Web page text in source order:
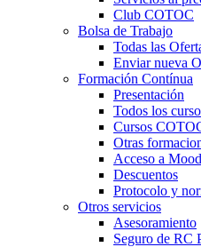
Club COTOC
Bolsa de Trabajo
Todas las
Enviar nueva
Formación Contínua
Presentación
Todos los
Cursos
Otras
Acceso a
Descuentos
Protocolo y
Otros servicios
Asesoramiento
Seguro de RC